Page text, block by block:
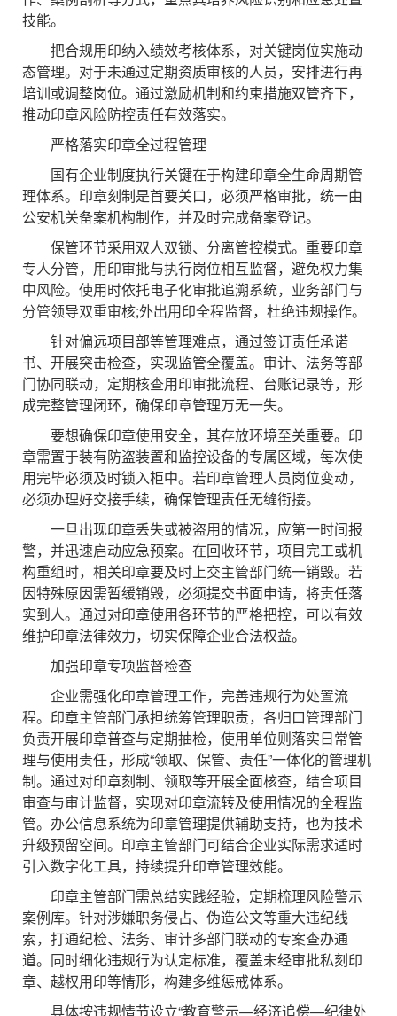
技能。
把合规用印纳入绩效考核体系，对关键岗位实施动
态管理。对于未通过定期资质审核的人员，安排进行再
培训或调整岗位。通过激励机制和约束措施双管齐下，
推动印章风险防控责任有效落实。
严格落实印章全过程管理
国有企业制度执行关键在于构建印章全生命周期管
理体系。印章刻制是首要关口，必须严格审批，统一由
公安机关备案机构制作，并及时完成备案登记。
保管环节采用双人双锁、分离管控模式。重要印章
专人分管，用印审批与执行岗位相互监督，避免权力集
中风险。使用时依托电子化审批追溯系统，业务部门与
分管领导双重审核;外出用印全程监督，杜绝违规操作。
针对偏远项目部等管理难点，通过签订责任承诺
书、开展突击检查，实现监管全覆盖。审计、法务等部
门协同联动，定期核查用印审批流程、台账记录等，形
成完整管理闭环，确保印章管理万无一失。
要想确保印章使用安全，其存放环境至关重要。印
章需置于装有防盗装置和监控设备的专属区域，每次使
用完毕必须及时锁入柜中。若印章管理人员岗位变动，
必须办理好交接手续，确保管理责任无缝衔接。​
一旦出现印章丢失或被盗用的情况，应第一时间报
警，并迅速启动应急预案。在回收环节，项目完工或机
构重组时，相关印章要及时上交主管部门统一销毁。若
因特殊原因需暂缓销毁，必须提交书面申请，将责任落
实到人。通过对印章使用各环节的严格把控，可以有效
维护印章法律效力，切实保障企业合法权益。
加强印章专项监督检查
企业需强化印章管理工作，完善违规行为处置流
程。印章主管部门承担统筹管理职责，各归口管理部门
负责开展印章普查与定期抽检，使用单位则落实日常管
理与使用责任，形成“领取、保管、责任”一体化的管理机
制。通过对印章刻制、领取等开展全面核查，结合项目
审查与审计监督，实现对印章流转及使用情况的全程监
管。办公信息系统为印章管理提供辅助支持，也为技术
升级预留空间。印章主管部门可结合企业实际需求适时
引入数字化工具，持续提升印章管理效能。
印章主管部门需总结实践经验，定期梳理风险警示
案例库。针对涉嫌职务侵占、伪造公文等重大违纪线
索，打通纪检、法务、审计多部门联动的专案查办通
道。同时细化违规行为认定标准，覆盖未经审批私刻印
章、越权用印等情形，构建多维惩戒体系。
具体按违规情节设立“教育警示—经济追偿—纪律处